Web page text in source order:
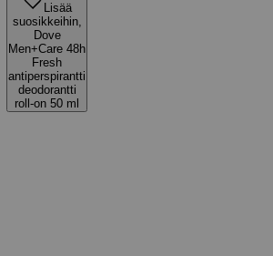
Lisää
suosikkeihin,
Dove
Men+Care 48h
Fresh
antiperspirantti
deodorantti
roll-on 50 ml